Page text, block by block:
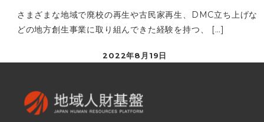
さまざまな地域で廃校の再生や古民家再生、DMC立ち上げな
どの地方創生事業に取り組んできた経験を持つ、 […]
2022年8月19日